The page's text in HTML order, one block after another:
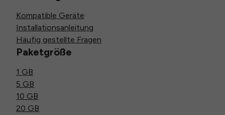
Kompatible Geräte
Installationsanleitung
Häufig gestellte Fragen
Paketgröße
1 GB
5 GB
10 GB
20 GB